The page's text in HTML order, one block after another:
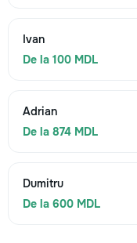
Ivan
De la 100 MDL
Adrian
De la 874 MDL
Dumitru
De la 600 MDL